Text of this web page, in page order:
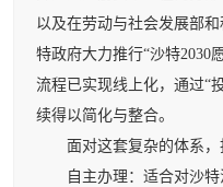
以及在劳动与社会发展部
特政府大力推行“沙特2030
流程已实现线上化，通过“
续得以简化与整合。
面对这套复杂的体系，
自主办理：适合对沙特